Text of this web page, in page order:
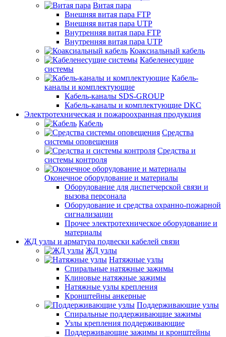
Витая пара
Внешняя витая пара FTP
Внешняя витая пара UTP
Внутренняя витая пара FTP
Внутренняя витая пара UTP
Коаксиальный кабель
Кабеленесущие
системы
Кабель-
каналы и комплектующие
Кабель-каналы SDS-GROUP
Кабель-каналы и комплектующие DKC
Электротехническая и пожароохранная продукция
Кабель
Средства
системы оповещения
Средства и
системы контроля
Оконечное оборудование и материалы
Оборудование для диспетчерской связи и
вызова персонала
Оборудование и средства охранно-пожарной
сигнализации
Прочее электротехническое оборудование и
материалы
ЖД узлы и арматура подвески кабелей связи
ЖД узлы
Натяжные узлы
Спиральные натяжные зажимы
Клиновые натяжные зажимы
Натяжные узлы крепления
Кронштейны анкерные
Поддерживающие узлы
Спиральные поддерживающие зажимы
Узлы крепления поддерживающие
Поддерживающие зажимы и кронштейны